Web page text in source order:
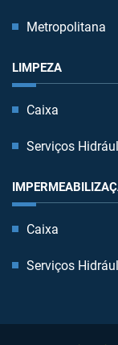
Metropolitana
LIMPEZA
Caixa
Serviços
Caixa
Serviços